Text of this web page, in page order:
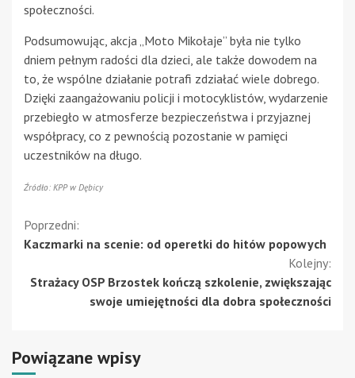
społeczności.
Podsumowując, akcja „Moto Mikołaje” była nie tylko
dniem pełnym radości dla dzieci, ale także dowodem na
to, że wspólne działanie potrafi zdziałać wiele dobrego.
Dzięki zaangażowaniu policji i motocyklistów, wydarzenie
przebiegło w atmosferze bezpieczeństwa i przyjaznej
współpracy, co z pewnością pozostanie w pamięci
uczestników na długo.
Źródło: KPP w Dębicy
Kontynuuj
Poprzedni:
Kaczmarki na scenie: od operetki do hitów popowych
Kolejny:
Strażacy OSP Brzostek kończą szkolenie, zwiększając
swoje umiejętności dla dobra społeczności
Powiązane wpisy